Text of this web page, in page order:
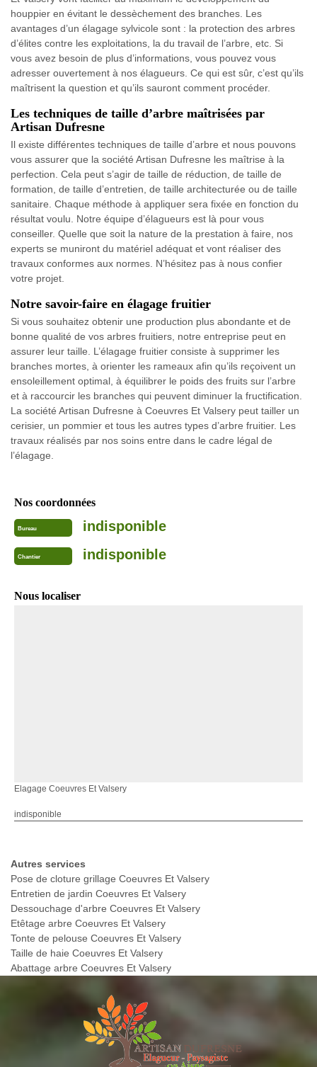
houppier en évitant le dessèchement des branches. Les
avantages d’un élagage sylvicole sont : la protection des arbres
d’élites contre les exploitations, la du travail de l’arbre, etc. Si
vous avez besoin de plus d’informations, vous pouvez vous
adresser ouvertement à nos élagueurs. Ce qui est sûr, c’est qu’ils
maîtrisent la question et qu’ils sauront comment procéder.
Les techniques de taille d’arbre maîtrisées par
Artisan Dufresne
Il existe différentes techniques de taille d’arbre et nous pouvons
vous assurer que la société Artisan Dufresne les maîtrise à la
perfection. Cela peut s’agir de taille de réduction, de taille de
formation, de taille d’entretien, de taille architecturée ou de taille
sanitaire. Chaque méthode à appliquer sera fixée en fonction du
résultat voulu. Notre équipe d’élagueurs est là pour vous
conseiller. Quelle que soit la nature de la prestation à faire, nos
experts se muniront du matériel adéquat et vont réaliser des
travaux conformes aux normes. N’hésitez pas à nous confier
votre projet.
Notre savoir-faire en élagage fruitier
Si vous souhaitez obtenir une production plus abondante et de
bonne qualité de vos arbres fruitiers, notre entreprise peut en
assurer leur taille. L’élagage fruitier consiste à supprimer les
branches mortes, à orienter les rameaux afin qu’ils reçoivent un
ensoleillement optimal, à équilibrer le poids des fruits sur l’arbre
et à raccourcir les branches qui peuvent diminuer la fructification.
La société Artisan Dufresne à Coeuvres Et Valsery peut tailler un
cerisier, un pommier et tous les autres types d’arbre fruitier. Les
travaux réalisés par nos soins entre dans le cadre légal de
l’élagage.
Nos coordonnées
Bureau indisponible
Chantier indisponible
Nous localiser
Elagage Coeuvres Et Valsery
indisponible
Autres services
Pose de cloture grillage Coeuvres Et Valsery
Entretien de jardin Coeuvres Et Valsery
Dessouchage d'arbre Coeuvres Et Valsery
Etêtage arbre Coeuvres Et Valsery
Tonte de pelouse Coeuvres Et Valsery
Taille de haie Coeuvres Et Valsery
Abattage arbre Coeuvres Et Valsery